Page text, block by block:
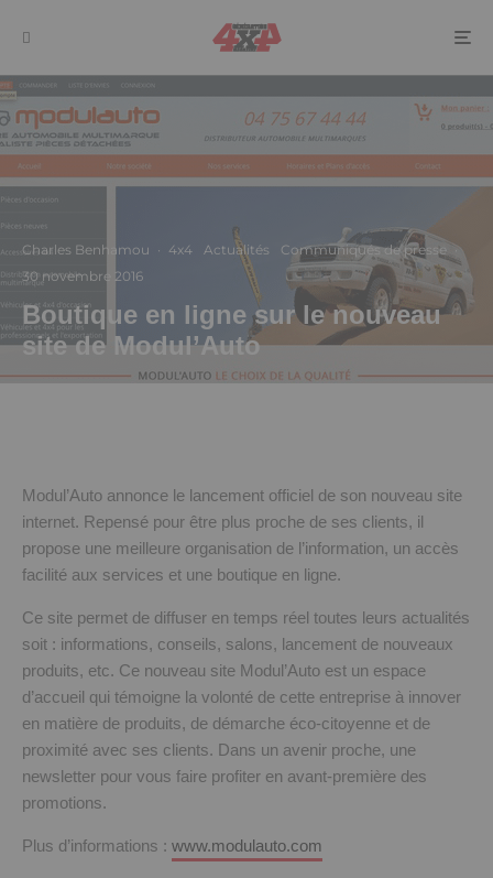
Charles Benhamou · 4x4 Actualités Communiqués de presse ·
30 novembre 2016
Boutique en ligne sur le nouveau
site de Modul’Auto
Modul’Auto annonce le lancement officiel de son nouveau site
internet. Repensé pour être plus proche de ses clients, il
propose une meilleure organisation de l’information, un accès
facilité aux services et une boutique en ligne.
Ce site permet de diffuser en temps réel toutes leurs actualités
soit : informations, conseils, salons, lancement de nouveaux
produits, etc. Ce nouveau site Modul’Auto est un espace
d’accueil qui témoigne la volonté de cette entreprise à innover
en matière de produits, de démarche éco-citoyenne et de
proximité avec ses clients. Dans un avenir proche, une
newsletter pour vous faire profiter en avant-première des
promotions.
Plus d’informations : www.modulauto.com